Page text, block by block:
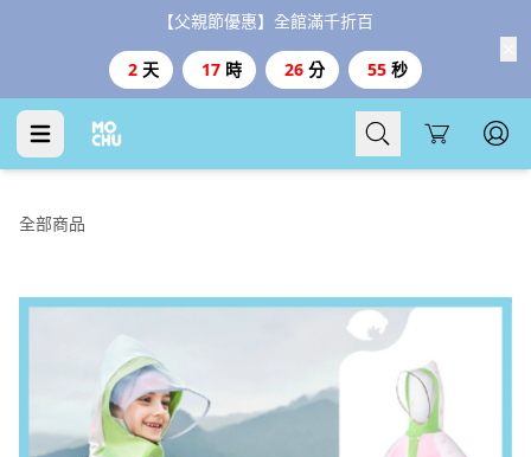
【父親節優惠】全館滿千折百
2 天 17 時 26 分 53 秒
Cart
全部商品